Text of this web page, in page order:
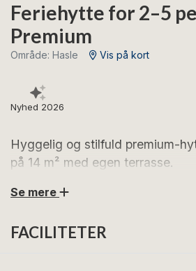
Feriehytte for 2–5
Premium
Område: Hasle Vis på kort
Nyhed 2026
Hyggelig og stilfuld premium-
på 14 m² med egen terrasse.
Premium-hytten er nyrenoveret
fornemmelsen af ekstra plads.
Se mere
FACILITETER